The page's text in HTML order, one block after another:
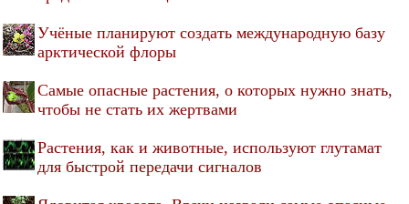
Учёные планируют создать международную базу
арктической флоры
Самые опасные растения, о которых нужно знать,
чтобы не стать их жертвами
Растения, как и животные, используют глутамат
для быстрой передачи сигналов